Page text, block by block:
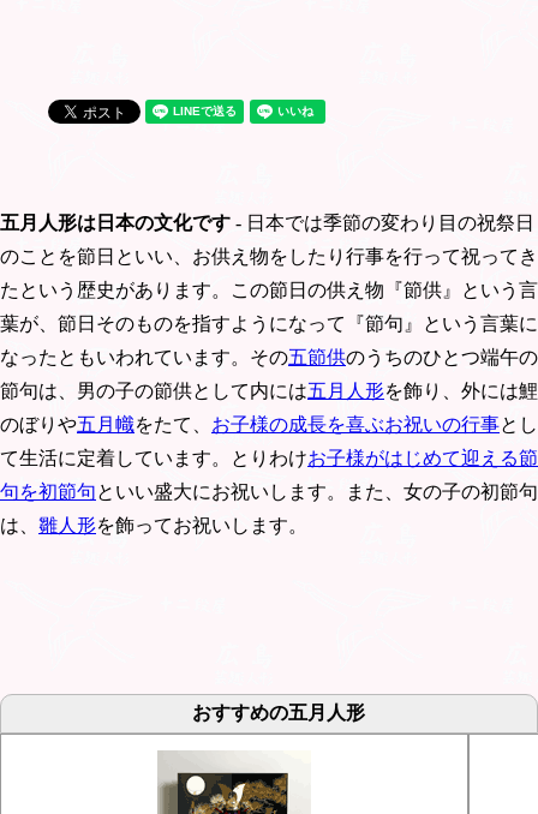
五月人形は日本の文化です - 日本では季節の変わり目の祝祭日
のことを節日といい、お供え物をしたり行事を行って祝ってき
たという歴史があります。この節日の供え物『節供』という言
葉が、節日そのものを指すようになって『節句』という言葉に
なったともいわれています。その五節供のうちのひとつ端午の
節句は、男の子の節供として内には五月人形を飾り、外には鯉
のぼりや五月幟をたて、 お子様の成長を喜ぶお祝いの行事とし
て生活に定着しています。とりわけお子様がはじめて迎える節
句を初節句といい盛大にお祝いします。また、女の子の初節句
は、 雛人形を飾ってお祝いします。
おすすめの五月人形